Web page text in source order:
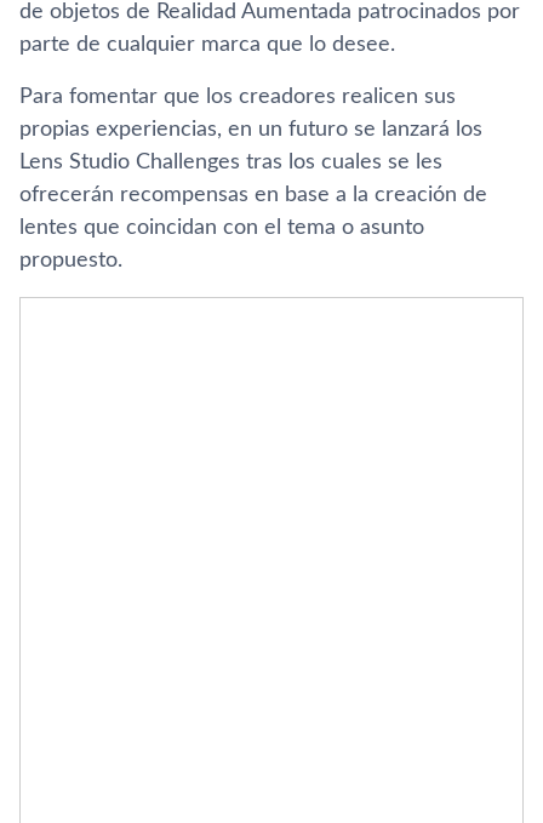
de objetos de Realidad Aumentada patrocinados por
parte de cualquier marca que lo desee.
Para fomentar que los creadores realicen sus
propias experiencias, en un futuro se lanzará los
Lens Studio Challenges tras los cuales se les
ofrecerán recompensas en base a la creación de
lentes que coincidan con el tema o asunto
propuesto.